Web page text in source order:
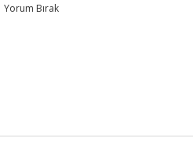
Yorum Bırak